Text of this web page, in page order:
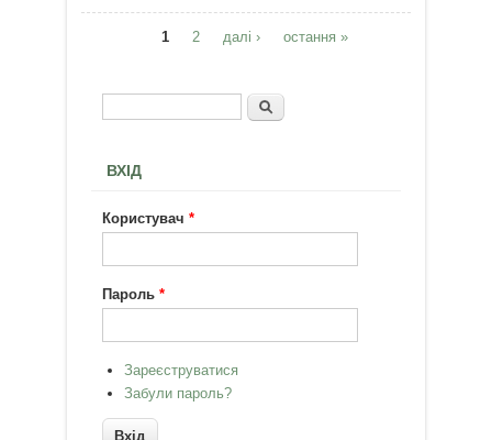
Донецке, 23...27 июля
Сторінки
1 2 далі › остання »
Пошукова форма
Пошук
ВХІД
Користувач*
Пароль*
Зареєструватися
Забули пароль?